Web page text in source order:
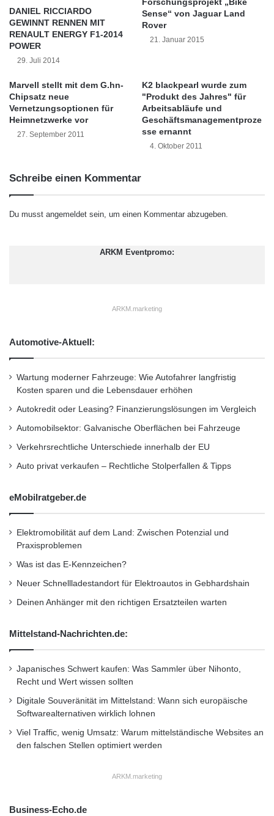
schließen”. Dabei soll eine hohe
Benutzerfreundlichkeit des CRM dazu
beitragen, dass die Mitarbeiter gern mit der
Jörg Polifka, Projektleiter und maßgeblicher
Initiator des Projektes ergänzt: “Mit einer
gezielten Optimierung des im Einsatz
um Kundenbindung und Kundenloyalität zu
kundennahen Prozesse abteilungsübergreifend
an länderspezifische Anforderungen anpassbar
Landschaft, wie sie etwa SAP bereitstellt.
Polifka verweist auf die im Rahmen der Vision
2014 inzwischen erreichten Erfolge: “Wir
konnten die Prozessdurchlaufzeiten signifikant
reduzieren. Und die Anwender haben eine
bessere Transparenz über die
Marketingprozesse wie etwa die
Segmentierung von Zielgruppen”. Vorab gab
bedarfsgerechte Implementierung des seit
Enhancement Package 1. Allerdings ist das im
auf EhP1 erfolgreich durchzuführen ist, sehr
rar”. Für die Erarbeitung und Umsetzung der
einen Strategie- und Innovationspartner mit
ausgeprägtem Branchenhintergrund.
“Wichtigstes Auswahlkriterium für einen
n
o
l
o
K
o
n
f
n
:
S
a
n
r
i
g
n
n
t
2
3
-
4
1
e
n
e
r
e
DANIEL RICCIARDO
GEWINNT RENNEN MIT
RENAULT ENERGY F1-2014
POWER
29. Juli 2014
Forschungsprojekt „Bike
Sense“ von Jaguar Land
Rover
21. Januar 2015
Marvell stellt mit dem G.hn-
Chipsatz neue
Vernetzungsoptionen für
Heimnetzwerke vor
27. September 2011
K2 blackpearl wurde zum
"Produkt des Jahres" für
Arbeitsabläufe und
Geschäftsmanagementproze
sse ernannt
4. Oktober 2011
Schreibe einen Kommentar
Du musst angemeldet sein, um einen Kommentar abzugeben.
ARKM Eventpromo:
ARKM.marketing
Automotive-Aktuell:
Wartung moderner Fahrzeuge: Wie Autofahrer langfristig
Kosten sparen und die Lebensdauer erhöhen
Autokredit oder Leasing? Finanzierungslösungen im Vergleich
Automobilsektor: Galvanische Oberflächen bei Fahrzeuge
Verkehrsrechtliche Unterschiede innerhalb der EU
Auto privat verkaufen – Rechtliche Stolperfallen & Tipps
eMobilratgeber.de
Elektromobilität auf dem Land: Zwischen Potenzial und
Praxisproblemen
Was ist das E-Kennzeichen?
Neuer Schnellladestandort für Elektroautos in Gebhardshain
Deinen Anhänger mit den richtigen Ersatzteilen warten
Mittelstand-Nachrichten.de:
Japanisches Schwert kaufen: Was Sammler über Nihonto,
Recht und Wert wissen sollten
Digitale Souveränität im Mittelstand: Wann sich europäische
Softwarealternativen wirklich lohnen
Viel Traffic, wenig Umsatz: Warum mittelständische Websites an
den falschen Stellen optimiert werden
ARKM.marketing
Business-Echo.de